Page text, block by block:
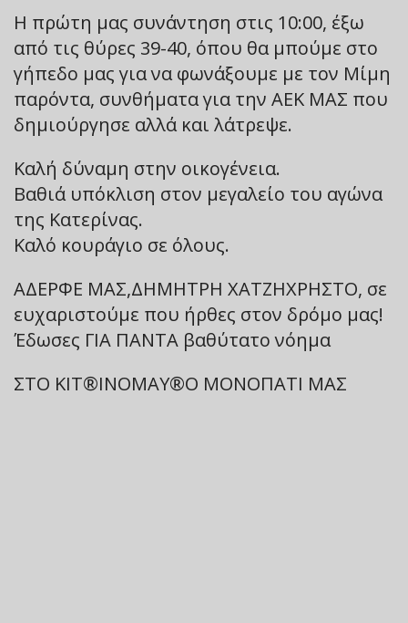
Η πρώτη μας συνάντηση στις 10:00, έξω
από τις θύρες 39-40, όπου θα μπούμε στο
γήπεδο μας για να φωνάξουμε με τον Μίμη
παρόντα, συνθήματα για την ΑΕΚ ΜΑΣ που
δημιούργησε αλλά και λάτρεψε.
Καλή δύναμη στην οικογένεια.
Βαθιά υπόκλιση στον μεγαλείο του αγώνα
της Κατερίνας.
Καλό κουράγιο σε όλους.
ΑΔΕΡΦΕ ΜΑΣ,ΔΗΜΗΤΡΗ ΧΑΤΖΗΧΡΗΣΤΟ, σε
ευχαριστούμε που ήρθες στον δρόμο μας!
Έδωσες ΓΙΑ ΠΑΝΤΑ βαθύτατο νόημα
ΣΤΟ ΚΙΤ®️ΙΝΟΜΑΥ®️Ο ΜΟΝΟΠΑΤΙ ΜΑΣ